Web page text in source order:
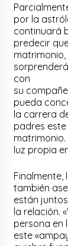
por la
continuará
predecir
con
su
pueda
la carrera
padres
luz propia
Finalmente,
también
están
la relación.
persona en
este